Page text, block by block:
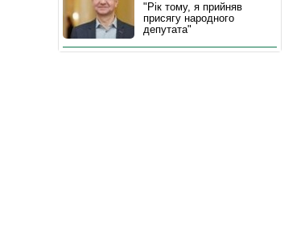
"Рік тому, я прийняв
присягу народного
депутата"